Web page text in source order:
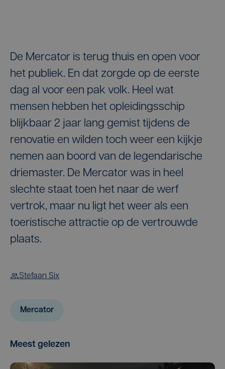
De Mercator is terug thuis en open voor
het publiek. En dat zorgde op de eerste
dag al voor een pak volk. Heel wat
mensen hebben het opleidingsschip
blijkbaar 2 jaar lang gemist tijdens de
renovatie en wilden toch weer een kijkje
nemen aan boord van de legendarische
driemaster. De Mercator was in heel
slechte staat toen het naar de werf
vertrok, maar nu ligt het weer als een
toeristische attractie op de vertrouwde
plaats.
Stefaan Six
Mercator
Meest gelezen